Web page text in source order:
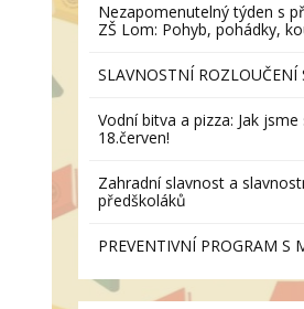
Nezapomenutelný týden s
ZŠ Lom: Pohyb, pohádky,
SLAVNOSTNÍ ROZLOUČENÍ
Vodní bitva a pizza: Jak
18.červen!
Zahradní slavnost a
předškoláků
PREVENTIVNÍ PROGRAM S